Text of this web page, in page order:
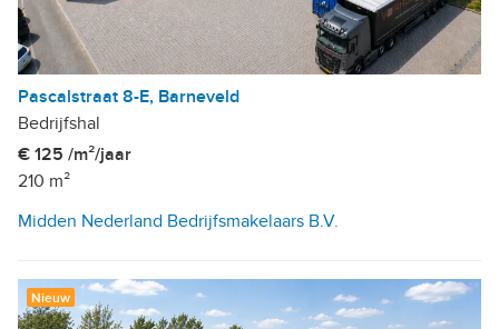
Pascalstraat 8-E, Barneveld
Bedrijfshal
€ 125 /m²/jaar
210 m²
Midden Nederland Bedrijfsmakelaars B.V.
Nieuw